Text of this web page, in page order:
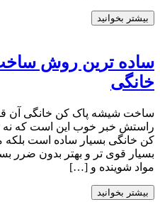
بیشتر بخوانید
ساده ترین روش
خانگی
ساخت شیشه پاک کن خانگی آن
راستش خبر خوب این است که
کن خانگی بسیار ساده است بلکه
بسیار قوی تر و بهتر بدون ضرر
مواد شوینده و […]
بیشتر بخوانید